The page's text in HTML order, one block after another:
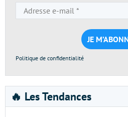
e-
mail
*
Politique de confidentialité
🔥 Les Tendances